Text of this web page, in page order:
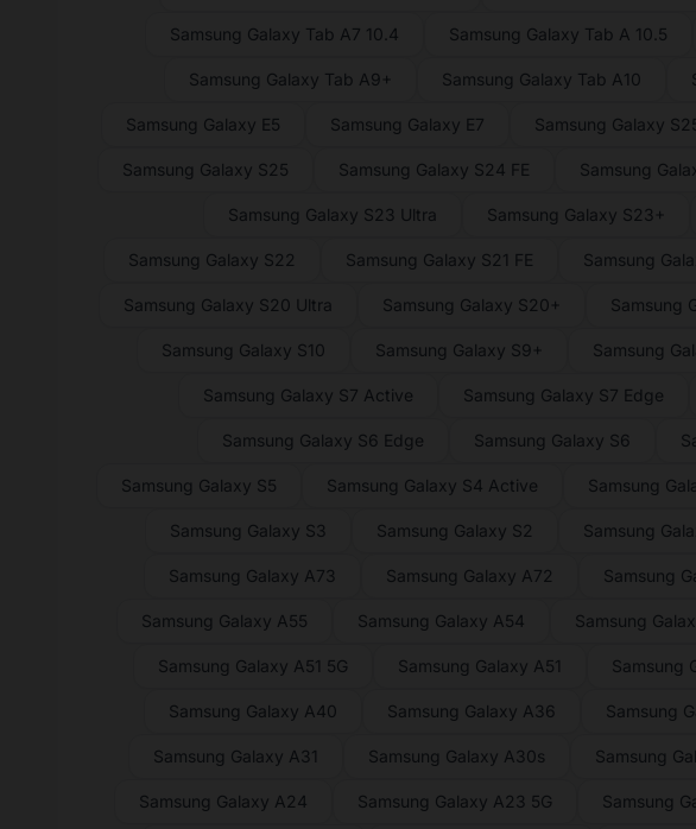
Samsung Galaxy Tab A7 10.4 Samsung Galaxy Tab A 10.5
Samsung Galaxy Tab A9+ Samsung Galaxy Tab A10
Samsung Galaxy E5 Samsung Galaxy E7 Samsung Galaxy
Samsung Galaxy S25 Samsung Galaxy S24 FE Samsung
Samsung Galaxy S23 Ultra Samsung Galaxy S23+
Samsung Galaxy S22 Samsung Galaxy S21 FE Samsung
Samsung Galaxy S20 Ultra Samsung Galaxy S20+ Samsung
Samsung Galaxy S10 Samsung Galaxy S9+ Samsung
Samsung Galaxy S7 Active Samsung Galaxy S7 Edge
Samsung Galaxy S6 Edge Samsung Galaxy S6
Samsung Galaxy S5 Samsung Galaxy S4 Active Samsung
Samsung Galaxy S3 Samsung Galaxy S2 Samsung
Samsung Galaxy A73 Samsung Galaxy A72 Samsung
Samsung Galaxy A55 Samsung Galaxy A54 Samsung
Samsung Galaxy A51 5G Samsung Galaxy A51 Samsung
Samsung Galaxy A40 Samsung Galaxy A36 Samsung
Samsung Galaxy A31 Samsung Galaxy A30s Samsung
Samsung Galaxy A24 Samsung Galaxy A23 5G Samsung